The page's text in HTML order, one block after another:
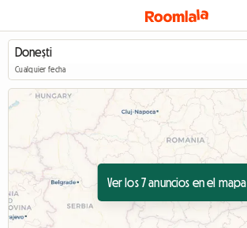
Cualquier fecha
Ver los 7 anuncios en el mapa